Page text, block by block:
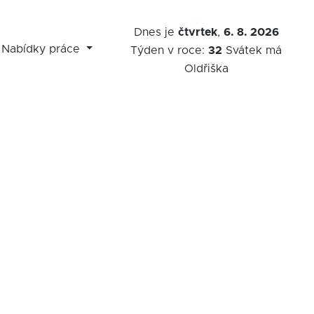
Nabídky práce
Dnes je čtvrtek, 6. 8. 2026
Týden v roce:32 Svátek má
Oldřiška